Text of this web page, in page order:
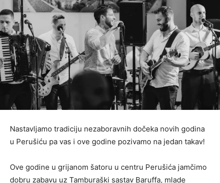
Nastavljamo tradiciju nezaboravnih dočeka novih godina
u Perušiću pa vas i ove godine pozivamo na jedan takav!
Ove godine u grijanom šatoru u centru Perušića jamčimo
dobru zabavu uz Tamburaški sastav Baruffa, mlade